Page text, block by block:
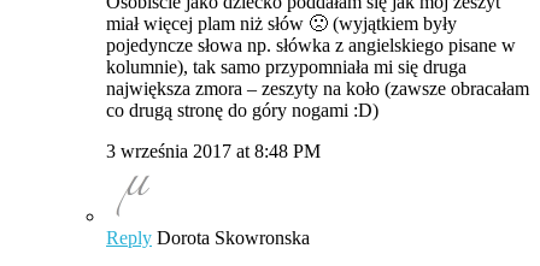
miał więcej plam niż słów 🙁 (wyjątkiem były
pojedyncze słowa np. słówka z angielskiego pisane w
kolumnie), tak samo przypomniała mi się druga
największa zmora – zeszyty na koło (zawsze obracałam
co drugą stronę do góry nogami :D)
3 września 2017 at 8:48 PM
Reply Dorota Skowronska